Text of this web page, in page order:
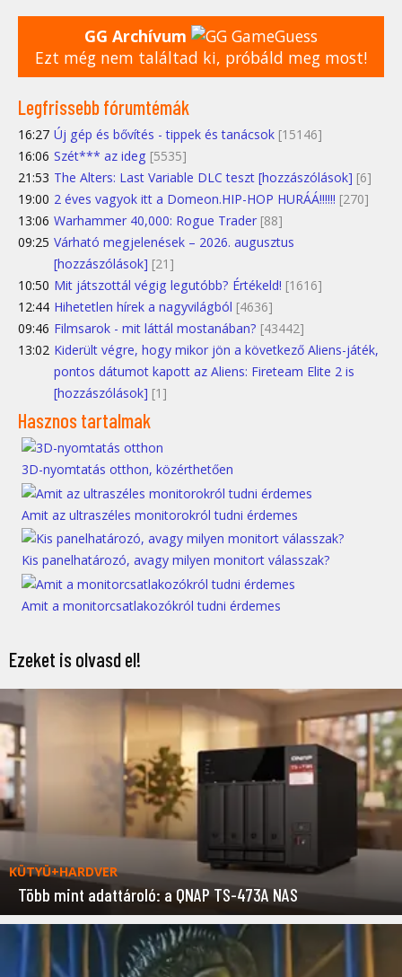
GG Archívum
Ezt még nem találtad ki, próbáld meg most!
Legfrissebb fórumtémák
16:27 Új gép és bővítés - tippek és tanácsok [15146]
16:06 Szét*** az ideg [5535]
21:53 The Alters: Last Variable DLC teszt [hozzászólások] [6]
19:00 2 éves vagyok itt a Domeon.HIP-HOP HURÁÁ!!!!!! [270]
13:06 Warhammer 40,000: Rogue Trader [88]
09:25 Várható megjelenések – 2026. augusztus
[hozzászólások] [21]
10:50 Mit játszottál végig legutóbb? Értékeld! [1616]
12:44 Hihetetlen hírek a nagyvilágból [4636]
09:46 Filmsarok - mit láttál mostanában? [43442]
13:02 Kiderült végre, hogy mikor jön a következő Aliens-játék,
pontos dátumot kapott az Aliens: Fireteam Elite 2 is
[hozzászólások] [1]
Hasznos tartalmak
3D-nyomtatás otthon, közérthetően
Amit az ultraszéles monitorokról tudni érdemes
Kis panelhatározó, avagy milyen monitort válasszak?
Amit a monitorcsatlakozókról tudni érdemes
Ezeket is olvasd el!
KÜTYÜ+HARDVER
Több mint adattároló: a QNAP TS-473A NAS